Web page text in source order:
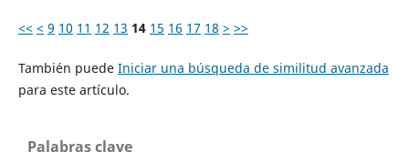
<< < 9 10 11 12 13 14 15 16 17 18 > >>
También puede Iniciar una búsqueda de similitud avanzada
para este artículo.
Palabras clave